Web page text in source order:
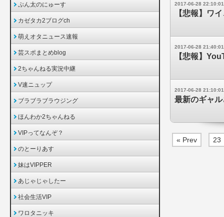
2017-06-28 22:10:01
【悲報】ワ
2017-06-28 21:40:01
【悲報】
2017-06-28 21:10:01
最新のギャ
« Prev 23
ぷん太のにゅーす
カゼタカ2ブログch
萌えオタニュース速報
芸スポまとめblog
2ちゃんねる実況中継
V速ニュップ
ブラブラブラウジング
ほんわか2ちゃんねる
VIPってなんぞ？
のとーりあす
妹はVIPPER
あじゃじゃしたー
社会生活VIP
ワロタニッキ